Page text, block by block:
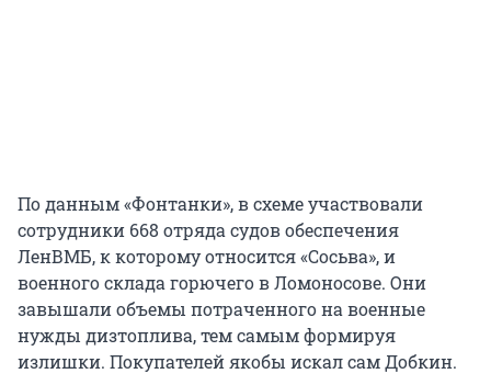
По данным «Фонтанки», в схеме участвовали
сотрудники 668 отряда судов обеспечения
ЛенВМБ, к которому относится «Сосьва», и
военного склада горючего в Ломоносове. Они
завышали объемы потраченного на военные
нужды дизтоплива, тем самым формируя
излишки. Покупателей якобы искал сам Добкин.